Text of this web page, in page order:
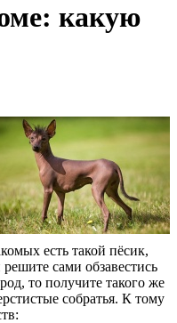
какую
есть такой пёсик,
сами обзавестись
то получите такого же
собратья. К тому